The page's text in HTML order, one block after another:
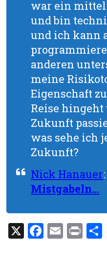
war ein
und bin
und ich kann
anderen
meine
Eigenschaft
Reise
Zukunft
was sehe ich
Zukunft?
Nick Hanauer:
Mistgabeln…
X
F
E
Pr